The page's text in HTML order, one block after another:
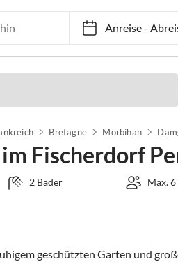
Anreise-
Bretagne Morbihan
Fischerdorf
2 Bäder Max. 6
geschützten Garten und